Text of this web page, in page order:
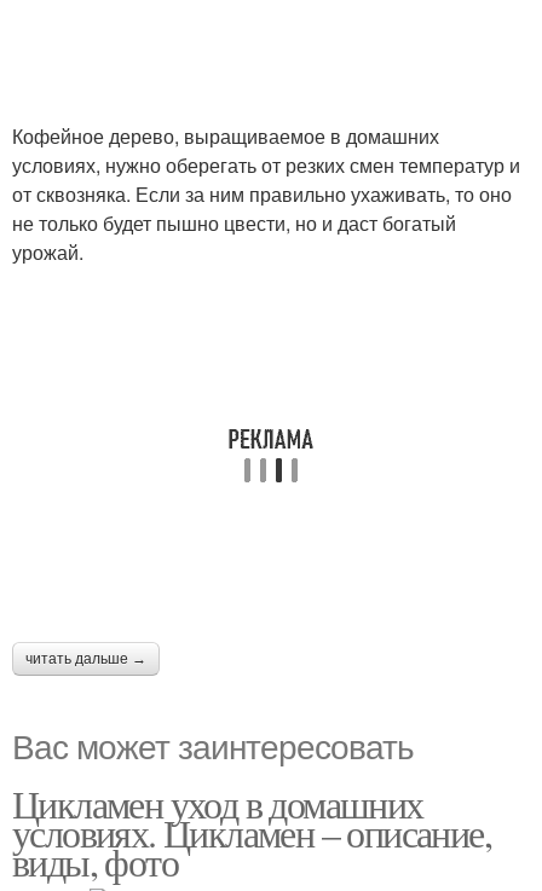
Кофейное дерево, выращиваемое в домашних
условиях, нужно оберегать от резких смен температур и
от сквозняка. Если за ним правильно ухаживать, то оно
не только будет пышно цвести, но и даст богатый
урожай.
читать дальше →
Вас может заинтересовать
Цикламен уход в домашних
условиях. Цикламен – описание,
виды, фото